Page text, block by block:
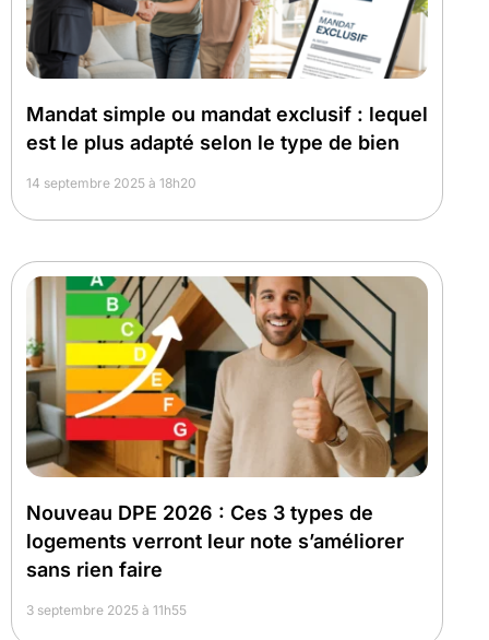
Mandat simple ou mandat exclusif : lequel
est le plus adapté selon le type de bien
14 septembre 2025 à 18h20
Nouveau DPE 2026 : Ces 3 types de
logements verront leur note s’améliorer
sans rien faire
3 septembre 2025 à 11h55